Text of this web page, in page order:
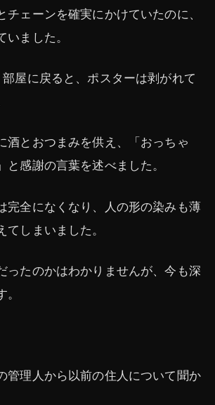
チェーンを確実にかけていたのに、
いました。
屋に戻ると、ポスターは剥がれて
酒とおつまみを供え、「おっちゃ
と感謝の言葉を述べました。
完全になくなり、人の形の染みも薄
てしまいました。
ったのかはわかりませんが、今も深
管理人から以前の住人について聞か